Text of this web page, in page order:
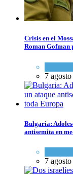
Crisis en el
Roman
7
Bulgaria:
antisemita en
7